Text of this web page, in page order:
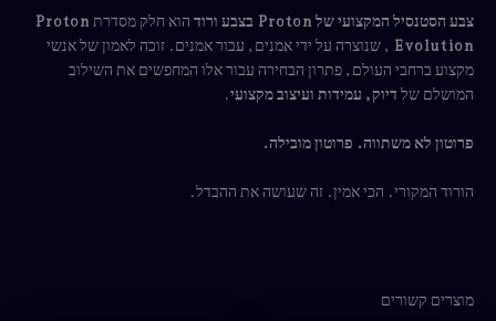
צבע הסטנסיל המקצועי של Proton בצבע ורוד הוא חלק מסדרת Proton
Evolution , שנוצרה על ידי אמנים, עבור אמנים. זוכה לאמון של אנשי
מקצוע ברחבי העולם, פתרון הבחירה עבור אלו המחפשים את השילוב
המושלם של דיוק, עמידות ועיצוב מקצועי.
פרוטון לא משתווה. פרוטון מובילה.
הורוד המקורי. הכי אמין. זה שעושה את ההבדל.
מוצרים קשורים